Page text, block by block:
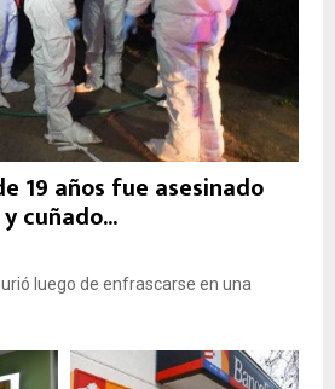
19 años fue asesinado
cuñado...
luego de enfrascarse en una